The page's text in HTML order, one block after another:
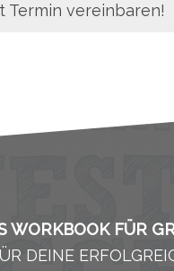
Termin vereinbaren!
WORKBOOK FÜR
DEINE